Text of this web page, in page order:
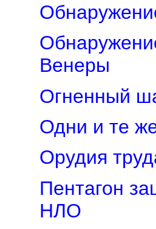
Венеры
Огненный
Одни и те
Орудия
Пентагон
НЛО